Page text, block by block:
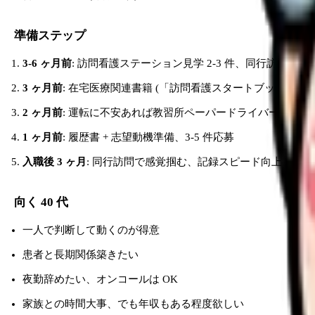
準備ステップ
3-6 ヶ月前: 訪問看護ステーション見学 2-3 件、同行訪問体験
3 ヶ月前: 在宅医療関連書籍 (「訪問看護スタートブック」等)
2 ヶ月前: 運転に不安あれば教習所ペーパードライバー講習
1 ヶ月前: 履歴書 + 志望動機準備、3-5 件応募
入職後 3 ヶ月 : 同行訪問で感覚掴む、記録スピード向上
向く 40 代
一人で判断して動くのが得意
患者と長期関係築きたい
夜勤辞めたい、オンコールは OK
家族との時間大事、でも年収もある程度欲しい